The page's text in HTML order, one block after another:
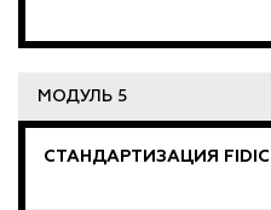
МОДУЛЬ 5
СТАНДАРТИЗАЦИЯ FIDIC